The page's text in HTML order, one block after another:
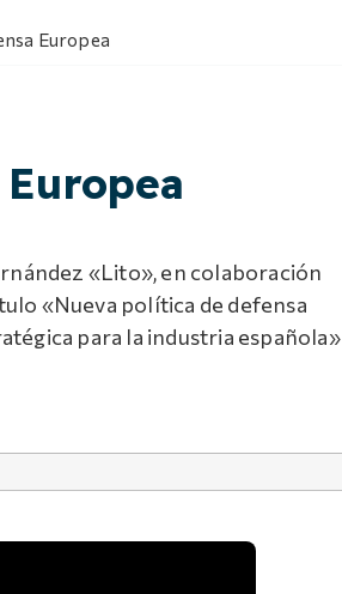
Europea
«Lito», en colaboración
«Nueva política de defensa
para la industria española»